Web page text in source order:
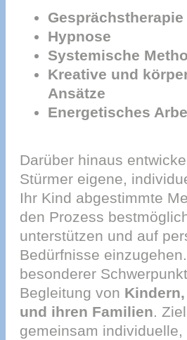
Gesprächstherapie
Hypnose
Systemische
Kreative und
Ansätze
Energetisches
Darüber hinaus
Stürmer eigene,
Ihr Kind abgestimmte
den Prozess
unterstützen und auf
Bedürfnisse
besonderer
Begleitung von
und ihren Familien.
gemeinsam individuelle,